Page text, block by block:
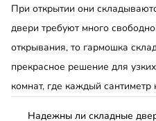
При открытии они
двери требуют много
открывания, то гармошка
прекрасное решение для
комнат, где каждый сантиметр
Надежны ли складные